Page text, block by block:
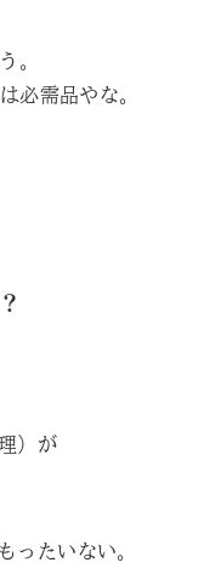
。
必需品やな。
）が
ったいない。